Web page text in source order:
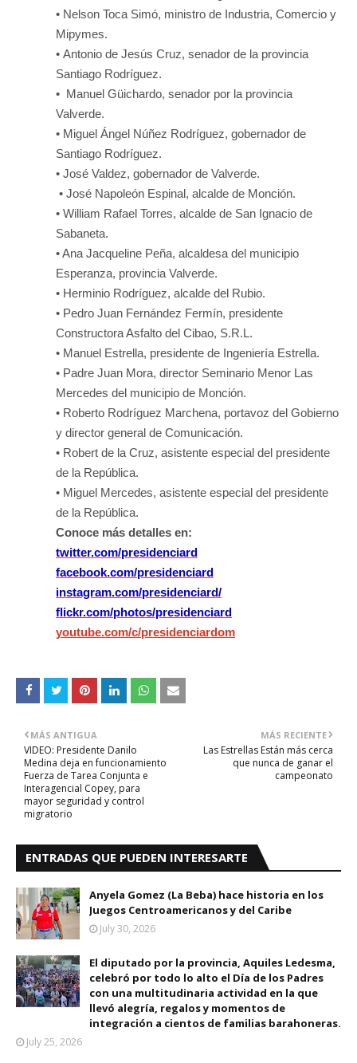
• Nelson Toca Simó, ministro de Industria, Comercio y
Mipymes.
• Antonio de Jesús Cruz, senador de la provincia
Santiago Rodríguez.
• Manuel Güichardo, senador por la provincia
Valverde.
• Miguel Ángel Núñez Rodríguez, gobernador de
Santiago Rodríguez.
• José Valdez, gobernador de Valverde.
• José Napoleón Espinal, alcalde de Monción.
• William Rafael Torres, alcalde de San Ignacio de
Sabaneta.
• Ana Jacqueline Peña, alcaldesa del municipio
Esperanza, provincia Valverde.
• Herminio Rodríguez, alcalde del Rubio.
• Pedro Juan Fernández Fermín, presidente
Constructora Asfalto del Cibao, S.R.L.
• Manuel Estrella, presidente de Ingeniería Estrella.
• Padre Juan Mora, director Seminario Menor Las
Mercedes del municipio de Monción.
• Roberto Rodríguez Marchena, portavoz del Gobierno
y director general de Comunicación.
• Robert de la Cruz, asistente especial del presidente
de la República.
• Miguel Mercedes, asistente especial del presidente
de la República.
Conoce más detalles en:
twitter.com/presidenciard
facebook.com/presidenciard
instagram.com/presidenciard/
flickr.com/photos/presidenciard
youtube.com/c/presidenciardom
MÁS RECIENTE
Las Estrellas Están más cerca
que nunca de ganar el
campeonato
MÁS ANTIGUA
VIDEO: Presidente Danilo
Medina deja en funcionamiento
Fuerza de Tarea Conjunta e
Interagencial Copey, para
mayor seguridad y control
migratorio
ENTRADAS QUE PUEDEN INTERESARTE
Anyela Gomez (La Beba) hace historia en los
Juegos Centroamericanos y del Caribe
July 30, 2026
El diputado por la provincia, Aquiles Ledesma,
celebró por todo lo alto el Día de los Padres
con una multitudinaria actividad en la que
llevó alegría, regalos y momentos de
integración a cientos de familias barahoneras.
July 25, 2026